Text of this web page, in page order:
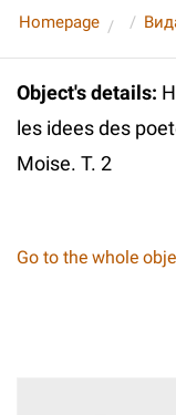
Homepage
Object's details:
les idees des
Moise. T. 2
Go to the whole